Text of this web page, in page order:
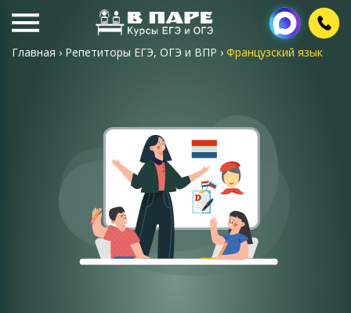
Главная › Репетиторы ЕГЭ, ОГЭ и ВПР › Французский язык